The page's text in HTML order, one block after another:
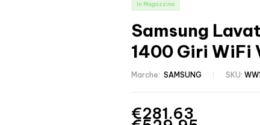
In Magazzino
Samsung
1400 Giri WiFi
Marche: SAMSUNG SKU:
€281.63